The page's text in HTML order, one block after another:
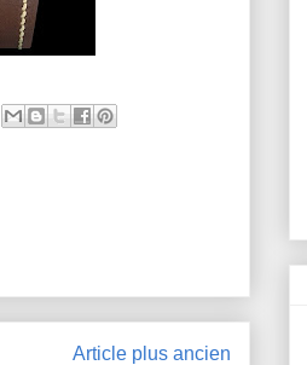
Article plus ancien